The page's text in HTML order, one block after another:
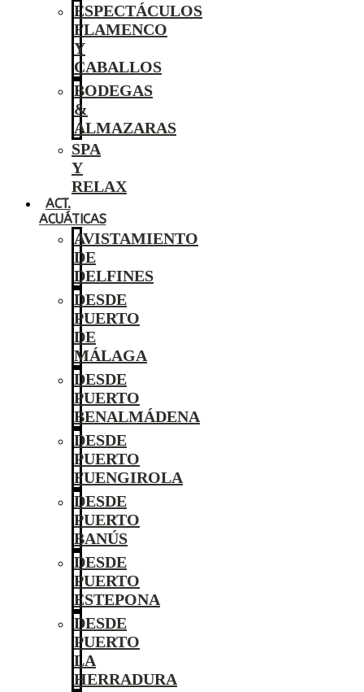
ESPECTÁCULOS
FLAMENCO
Y
CABALLOS
BODEGAS
&
ALMAZARAS
SPA
Y
RELAX
ACT.
ACUÁTICAS
AVISTAMIENTO
DE
DELFINES
DESDE
PUERTO
DE
MÁLAGA
DESDE
PUERTO
BENALMÁDENA
DESDE
PUERTO
FUENGIROLA
DESDE
PUERTO
BANÚS
DESDE
PUERTO
ESTEPONA
DESDE
PUERTO
LA
HERRADURA